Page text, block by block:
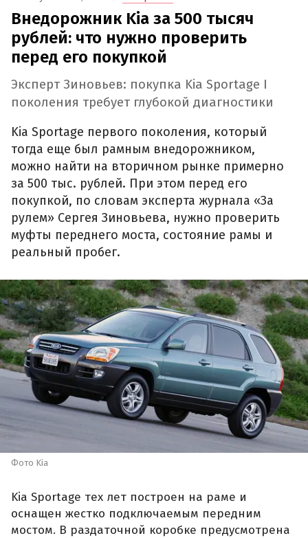
Внедорожник Kia за 500 тысяч
рублей: что нужно проверить
перед его покупкой
Эксперт Зиновьев: покупка Kia Sportage I
поколения требует глубокой диагностики
Kia Sportage первого поколения, который
тогда еще был рамным внедорожником,
можно найти на вторичном рынке примерно
за 500 тыс. рублей. При этом перед его
покупкой, по словам эксперта журнала «За
рулем» Сергея Зиновьева, нужно проверить
муфты переднего моста, состояние рамы и
реальный пробег.
Фото Kia
Kia Sportage тех лет построен на раме и
оснащен жестко подключаемым передним
мостом. В раздаточной коробке предусмотрена